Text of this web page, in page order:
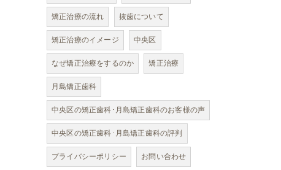
矯正治療の流れ
抜歯について
矯正治療のイメージ
中央区
なぜ矯正治療をするのか
矯正治療
月島矯正歯科
中央区の矯正歯科･月島矯正歯科のお客様の声
中央区の矯正歯科･月島矯正歯科の評判
プライバシーポリシー
お問い合わせ